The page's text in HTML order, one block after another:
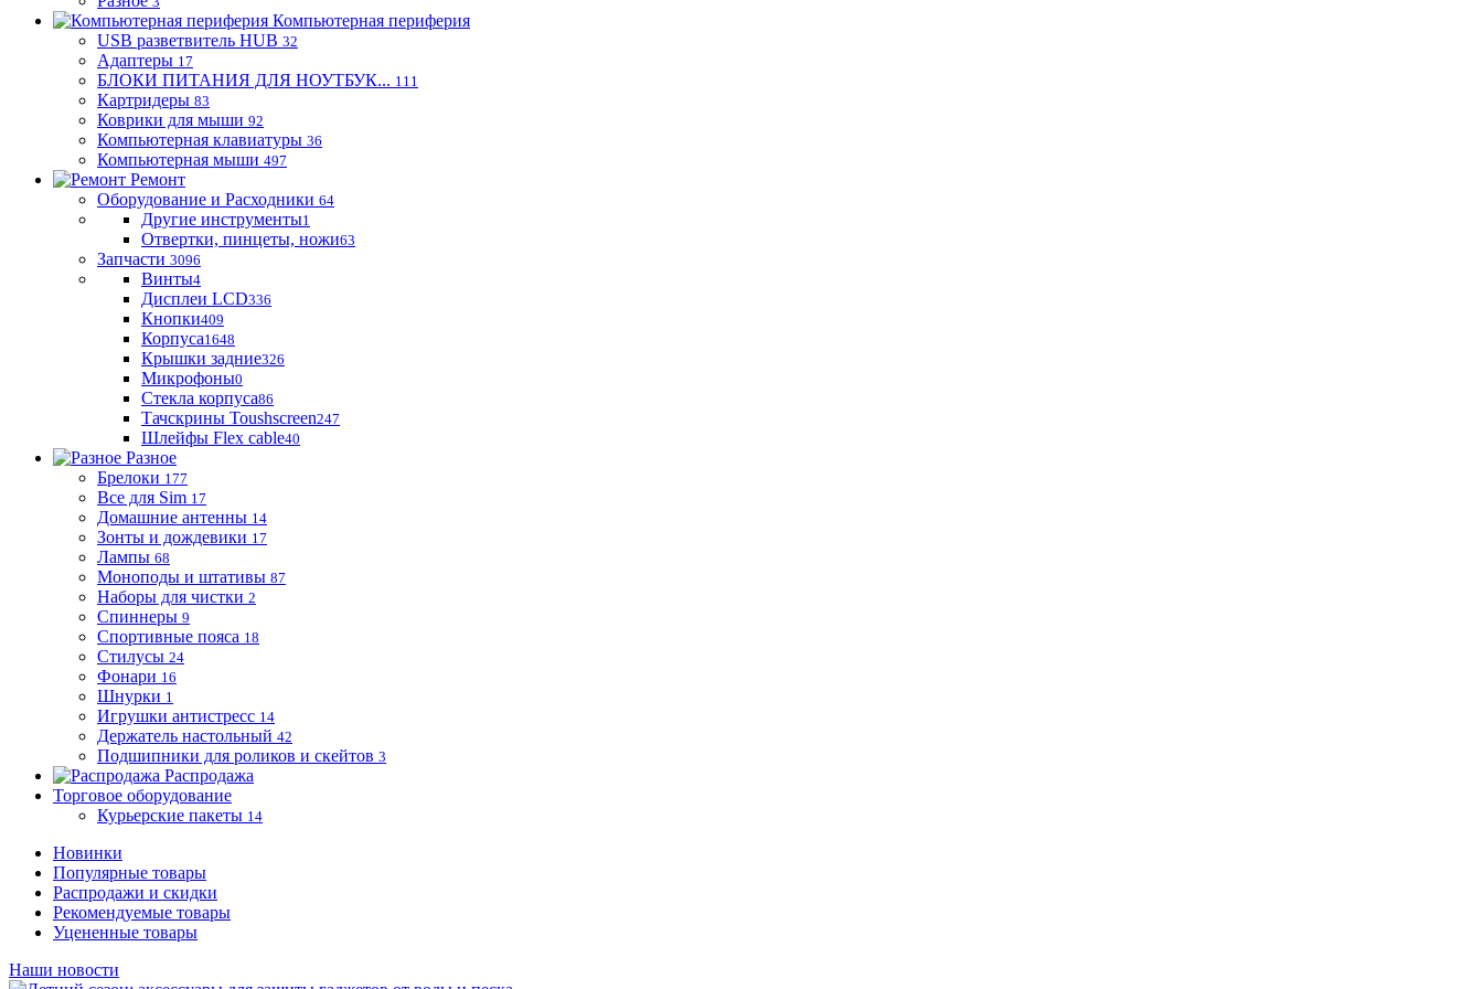
Компьютерная периферия
USB разветвитель HUB 32
Адаптеры 17
БЛОКИ ПИТАНИЯ ДЛЯ НОУТБУК... 111
Картридеры 83
Коврики для мыши 92
Компьютерная клавиатуры 36
Компьютерная мыши 497
Ремонт
Оборудование и Расходники 64
Другие инструменты1
Отвертки, пинцеты, ножи63
Запчасти 3096
Винты4
Дисплеи LCD336
Кнопки409
Корпуса1648
Крышки задние326
Микрофоны0
Стекла корпуса86
Тачскрины Toushscreen247
Шлейфы Flex cable40
Разное
Брелоки 177
Все для Sim 17
Домашние антенны 14
Зонты и дождевики 17
Лампы 68
Моноподы и штативы 87
Наборы для чистки 2
Спиннеры 9
Спортивные пояса 18
Стилусы 24
Фонари 16
Шнурки 1
Игрушки антистресс 14
Держатель настольный 42
Подшипники для роликов и скейтов 3
Распродажа
Торговое оборудование
Курьерские пакеты 14
Новинки
Популярные товары
Распродажи и скидки
Рекомендуемые товары
Уцененные товары
Наши новости